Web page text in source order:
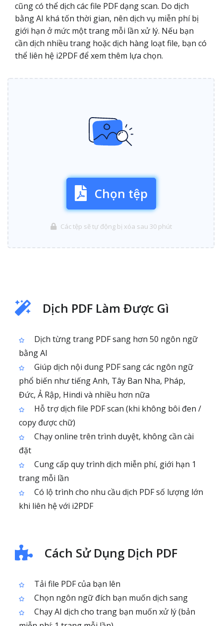
cũng có thể dịch các file PDF dạng scan. Do dịch
bằng AI khá tốn thời gian, nên dịch vụ miễn phí bị
giới hạn ở mức một trang mỗi lần xử lý. Nếu bạn
cần dịch nhiều trang hoặc dịch hàng loạt file, bạn có
thể liên hệ i2PDF để xem thêm lựa chọn.
Chọn tệp
Các tệp sẽ tự động bị xóa sau 30 phút
Dịch PDF Làm Được Gì
Dịch từng trang PDF sang hơn 50 ngôn ngữ
bằng AI
Giúp dịch nội dung PDF sang các ngôn ngữ
phổ biến như tiếng Anh, Tây Ban Nha, Pháp,
Đức, Ả Rập, Hindi và nhiều hơn nữa
Hỗ trợ dịch file PDF scan (khi không bôi đen /
copy được chữ)
Chạy online trên trình duyệt, không cần cài
đặt
Cung cấp quy trình dịch miễn phí, giới hạn 1
trang mỗi lần
Có lộ trình cho nhu cầu dịch PDF số lượng lớn
khi liên hệ với i2PDF
Cách Sử Dụng Dịch PDF
Tải file PDF của bạn lên
Chọn ngôn ngữ đích bạn muốn dịch sang
Chạy AI dịch cho trang bạn muốn xử lý (bản